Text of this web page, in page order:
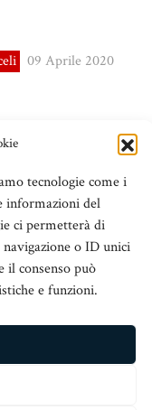
tecnologie come i
informazioni del
ci permetterà di
o ID unici
il consenso può
e funzioni.
09 Aprile 2020